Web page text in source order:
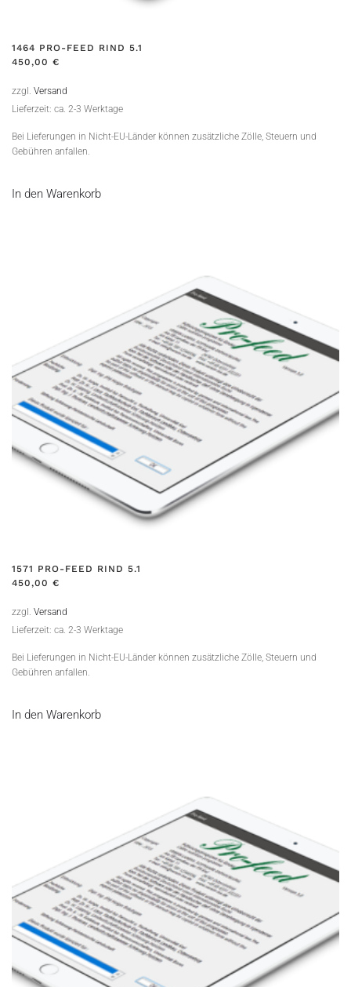
1464 PRO-FEED RIND 5.1
450,00 €
zzgl. Versand
Lieferzeit: ca. 2-3 Werktage
Bei Lieferungen in Nicht-EU-Länder können zusätzliche Zölle, Steuern und
Gebühren anfallen.
In den Warenkorb
1571 PRO-FEED RIND 5.1
450,00 €
zzgl. Versand
Lieferzeit: ca. 2-3 Werktage
Bei Lieferungen in Nicht-EU-Länder können zusätzliche Zölle, Steuern und
Gebühren anfallen.
In den Warenkorb